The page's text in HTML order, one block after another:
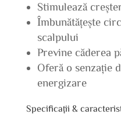
Stimulează
Îmbunătățește
scalpului
Previne căderea
Oferă o senzație
energizare
Specificații &